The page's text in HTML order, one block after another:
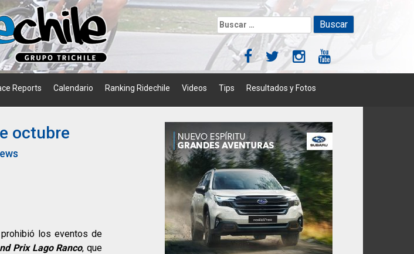
Buscar:
Reports Calendario Ranking Ridechile Videos Tips Resultados y Fotos
octubre
los eventos de
Prix Lago Ranco, que